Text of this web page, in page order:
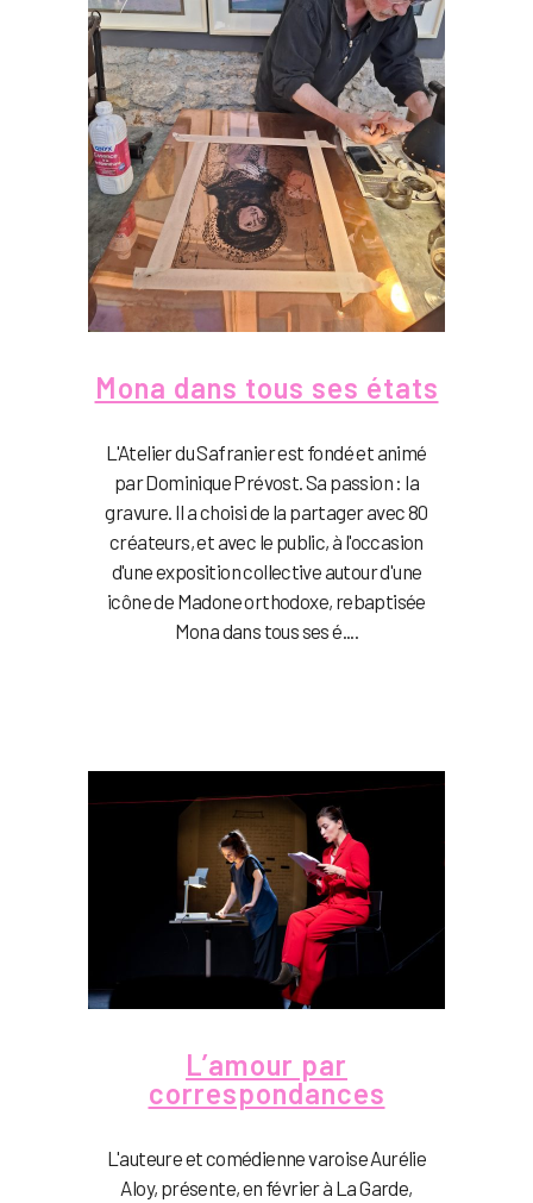
Mona dans tous ses états
L'Atelier du Safranier est fondé et animé
par Dominique Prévost. Sa passion : la
gravure. Il a choisi de la partager avec 80
créateurs, et avec le public, à l'occasion
d'une exposition collective autour d'une
icône de Madone orthodoxe, rebaptisée
Mona dans tous ses é....
L’amour par
correspondances
L'auteure et comédienne varoise Aurélie
Aloy, présente, en février à La Garde,